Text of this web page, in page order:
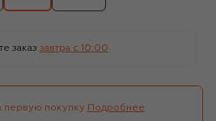
заказ завтра c 10:00
первую покупку Подробнее